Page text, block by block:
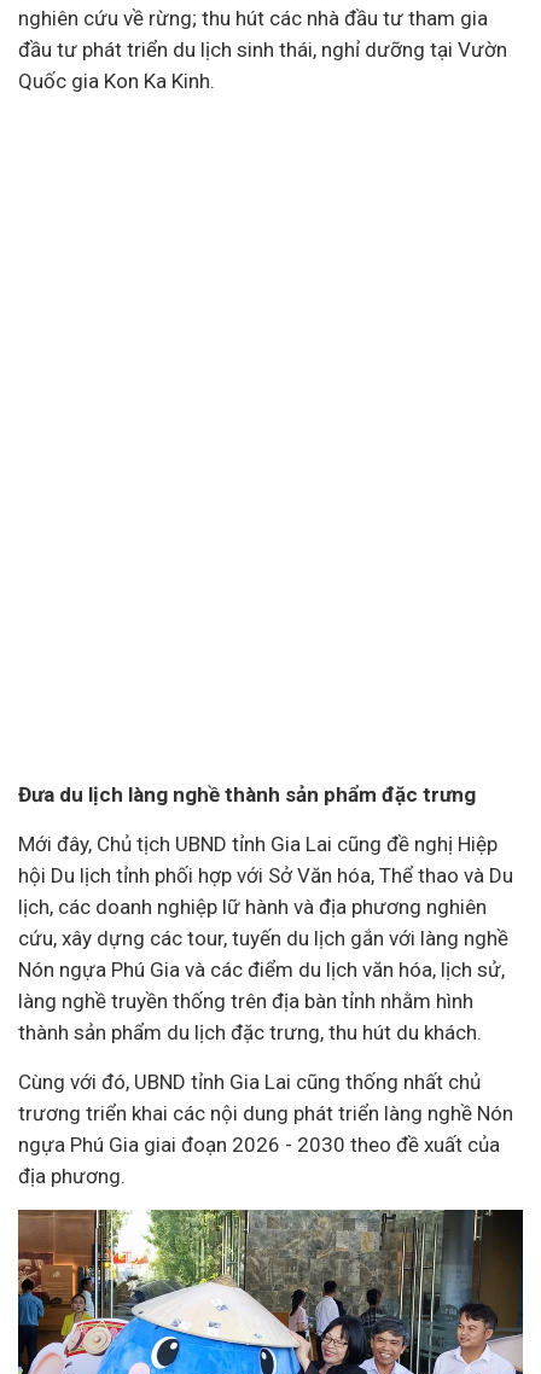
nghiên cứu về rừng; thu hút các nhà đầu tư tham gia
đầu tư phát triển du lịch sinh thái, nghỉ dưỡng tại Vườn
Quốc gia Kon Ka Kinh.
Đưa du lịch làng nghề thành sản phẩm đặc trưng
Mới đây, Chủ tịch UBND tỉnh Gia Lai cũng đề nghị Hiệp
hội Du lịch tỉnh phối hợp với Sở Văn hóa, Thể thao và Du
lịch, các doanh nghiệp lữ hành và địa phương nghiên
cứu, xây dựng các tour, tuyến du lịch gắn với làng nghề
Nón ngựa Phú Gia và các điểm du lịch văn hóa, lịch sử,
làng nghề truyền thống trên địa bàn tỉnh nhằm hình
thành sản phẩm du lịch đặc trưng, thu hút du khách.
Cùng với đó, UBND tỉnh Gia Lai cũng thống nhất chủ
trương triển khai các nội dung phát triển làng nghề Nón
ngựa Phú Gia giai đoạn 2026 - 2030 theo đề xuất của
địa phương.